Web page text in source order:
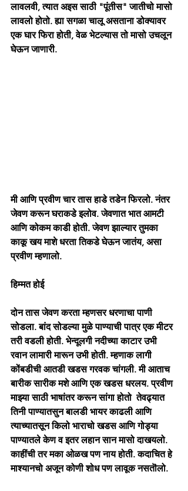
लावलवी, त्यात अइस साठी "पूंतीस" जातीचो मासो
लावलो होतो. ह्या सगळा चालू असताना डोक्यावर
एक घार फिरा होती, वेळ भेटल्यास तो मासो उचलून
घेऊन जाणारी.
मी आणि प्रवीण चार तास हाडे तडेन फिरलो. नंतर
जेवण करून घराकडे इलोव. जेवणात भात आमटी
आणि कोकम काडी होती. जेवण झाल्यार तुमका
काकू खय माशे धरता तिकडे घेऊन जातंय, असा
प्रवीण म्हणालो.
हिम्मत होई
दोन तास जेवण करता म्हणसर धरणाचा पाणी
सोडला. बांद सोडल्या मुळे पाण्याची पात्र एक मीटर
तरी वडली होती. भेन्दूलगी नदीच्या काटार उभी
रवान लामारी मारून उभी होती. म्हणाक लागी
कोंबडीची आतडी खडस गरवक चांगली. मी आताच
बारीक सारीक मशे आणि एक खडस धरलय. प्रवीण
माझ्या साठी भाषांतर करून सांगा होतो  तेवढ्यात
तिनी पाण्यातसुन बालडी भायर काढली आणि
त्याच्यातसून किलो भाराचो खडस आणि गोड्या
पाण्यातले केण व इतर लहान सान मासो दाखयलो.
काहींची तर मका ओळख पण नाय होती. कदाचित हे
माश्यानचो अजून कोणी शोध पण लावूक नसतॊलो.